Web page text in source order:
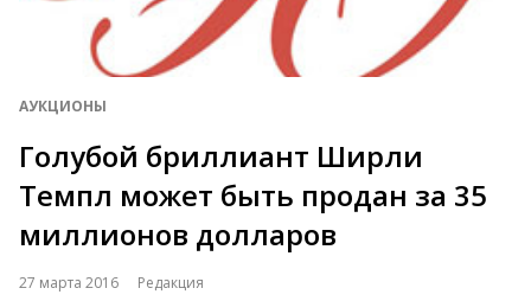
АУКЦИОНЫ
Голубой бриллиант Ширли
Темпл может быть продан за 35
миллионов долларов
27 марта 2016 Редакция